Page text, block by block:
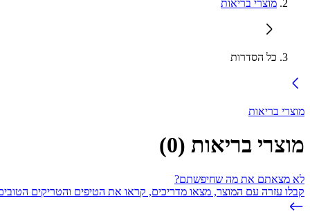
מוצרי בריאות
כל הסדרות
מוצרי בריאות
מוצרי בריאות (
0
)
לא מצאתם את מה שחיפשתם?
קבלו עזרה עם המוצר, מצאו מדריכים, קראו את הטיפים והטריקים